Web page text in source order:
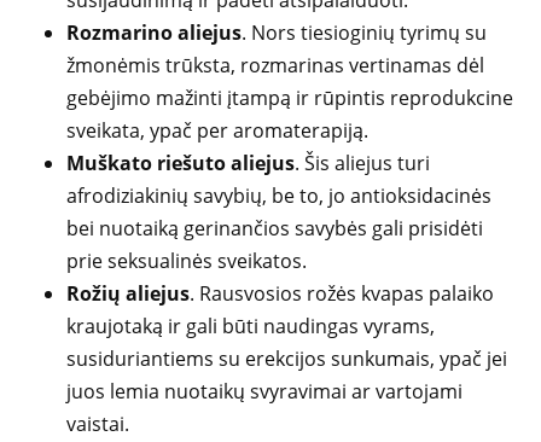
Rozmarino aliejus. Nors tiesioginių tyrimų su
žmonėmis trūksta, rozmarinas vertinamas dėl
gebėjimo mažinti įtampą ir rūpintis reprodukcine
sveikata, ypač per aromaterapiją.
Muškato riešuto aliejus. Šis aliejus turi
afrodiziakinių savybių, be to, jo antioksidacinės
bei nuotaiką gerinančios savybės gali prisidėti
prie seksualinės sveikatos.
Rožių aliejus. Rausvosios rožės kvapas palaiko
kraujotaką ir gali būti naudingas vyrams,
susiduriantiems su erekcijos sunkumais, ypač jei
juos lemia nuotaikų svyravimai ar vartojami
vaistai.